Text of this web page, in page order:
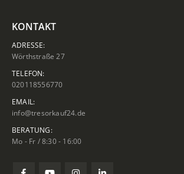
KONTAKT
ADRESSE:
Wörthstraße 27
TELEFON:
020118556770
EMAIL:
info@tresorkauf24.de
BERATUNG:
Mo - Fr / 8:30 - 16:00